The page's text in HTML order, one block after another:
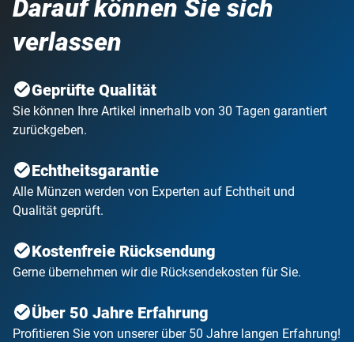
Darauf können Sie sich
verlassen
Geprüfte Qualität
Sie können Ihre Artikel innerhalb von 30 Tagen garantiert
zurückgeben.
Echtheitsgarantie
Alle Münzen werden von Experten auf Echtheit und
Qualität geprüft.
Kostenfreie Rücksendung
Gerne übernehmen wir die Rücksendekosten für Sie.
Über 50 Jahre Erfahrung
Profitieren Sie von unserer über 50 Jahre langen Erfahrung!